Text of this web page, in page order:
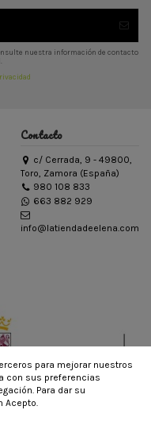
nuestra información de contacto
Contacto
c/ Cerrada, 9 - 49800,
Toro, Zamora (España)
980 108 833
663 882 929
info@latiendadeelena.com
para mejorar nuestros
con sus preferencias
Para dar su
Acepto.
reservados - Powered by